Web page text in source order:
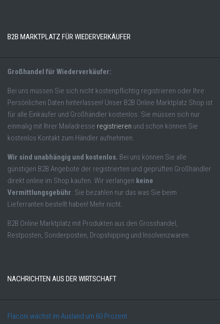
B2B MARKTPLATZ FÜR WIEDERVERKÄUFER
Großhandel für Wiederverkäufer:
Bei uns müssen Sie sich nicht kostenpflichtig registrieren oder Ihre
Persönlichen Daten hinterlassen! Unser B2B Online Marktplatz Shop ist
für alle Einkäufer und Großhändler kostenlos. Sie müssen sich nur
einmalig mit Ihrer Mailadresse registrieren und schon können Sie
kostenlos Kontakt zum Händler aufnehmen.
Wir sind unabhängig und kostenlos. Bei uns können Sie alle
günstigen B2B Angebote der registrierten und geprüften Großhändler
direkt online im Shop kaufen. Wir verlangen keine
Vermittlungsgebühr. Sie bezahlen nur das was Sie beim
Lieferranten bestellt haben! Mehr nicht.
B2B Online Marktplatz mit Produkten aus den Grosshandel,
Restposten, Sonderposten, Dropshipping und Insolvenzwaren.
NACHRICHTEN AUS DER WIRTSCHAFT
Flaconi wächst im Ausland um 60 Prozent